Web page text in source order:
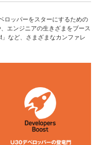
ロッパーをスターにするための
エンジニアの生きざまをブース
など、さまざまなカンファレ